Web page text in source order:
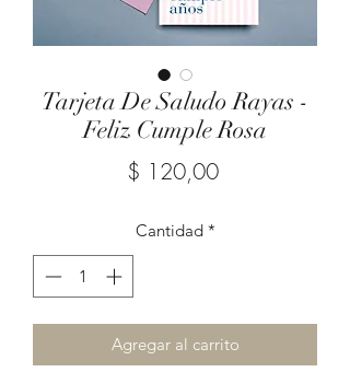
Tarjeta De Saludo Rayas -
Feliz Cumple Rosa
$ 120,00Precio
Cantidad *
Agregar al carrito